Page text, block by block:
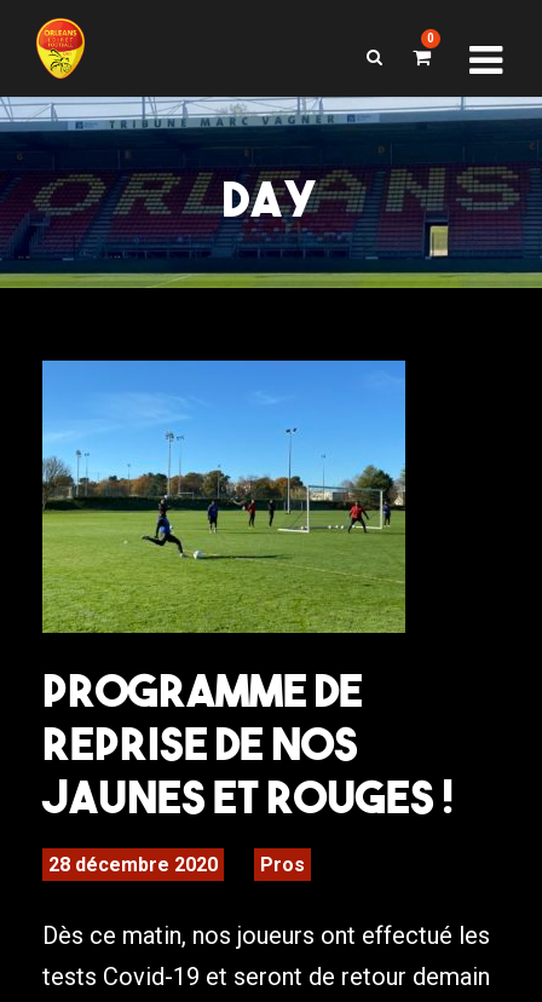
0
DAY
Programme de
reprise de nos
jaunes et rouges !
28 décembre 2020 Pros
Dès ce matin, nos joueurs ont effectué les
tests Covid-19 et seront de retour demain